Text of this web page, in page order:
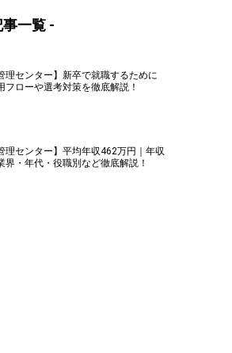
事一覧 -
理センター】新卒で就職するために
フローや選考対策を徹底解説！
理センター】平均年収462万円｜年収
界・年代・役職別など徹底解説！